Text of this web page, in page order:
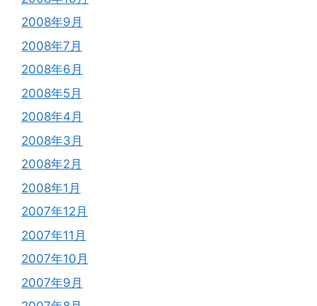
2008年9月
2008年7月
2008年6月
2008年5月
2008年4月
2008年3月
2008年2月
2008年1月
2007年12月
2007年11月
2007年10月
2007年9月